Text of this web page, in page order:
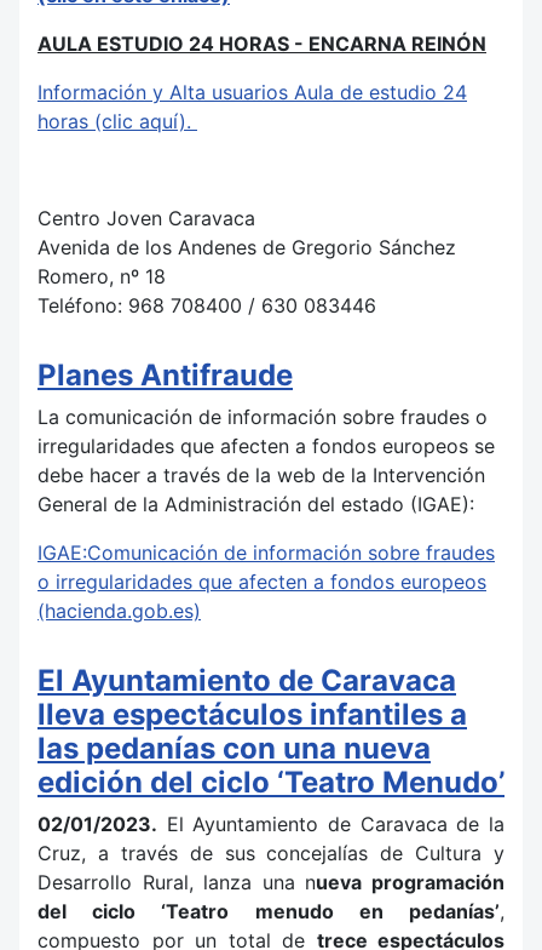
AULA ESTUDIO 24 HORAS - ENCARNA REINÓN
Información y Alta usuarios Aula de estudio 24
horas (clic aquí).
Centro Joven Caravaca
Avenida de los Andenes de Gregorio Sánchez
Romero, nº 18
Teléfono: 968 708400 / 630 083446
Planes Antifraude
La comunicación de información sobre fraudes o
irregularidades que afecten a fondos europeos se
debe hacer a través de la web de la Intervención
General de la Administración del estado (IGAE):
IGAE:Comunicación de información sobre fraudes
o irregularidades que afecten a fondos europeos
(hacienda.gob.es)
El Ayuntamiento de Caravaca
lleva espectáculos infantiles a
las pedanías con una nueva
edición del ciclo ‘Teatro Menudo’
02/01/2023. El Ayuntamiento de Caravaca de la
Cruz, a través de sus concejalías de Cultura y
Desarrollo Rural, lanza una nueva programación
del ciclo ‘Teatro menudo en pedanías’,
compuesto por un total de trece espectáculos